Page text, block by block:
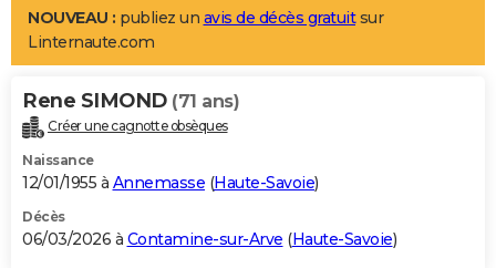
LIFESTYLE
Art de vivre
Bien-être
Loisirs
Mode
Modes de vie
Alimentation
Guide de la santé
Maladies
Médicaments
Sommeil
VOYAGE
Destinations
City break
Voyage nature
Voyage de noces
Forum
Climat
+PHOTO
GUIDES D'ACHAT
BONS PLANS
NOUVEAU : publiez un avis de décès gratuitsur
Linternaute.com
Rene SIMOND (71 ans)
Créer une cagnotte obsèques
Naissance
12/01/1955 à Annemasse (Haute-Savoie)
Décès
06/03/2026 à Contamine-sur-Arve (Haute-Savoie)